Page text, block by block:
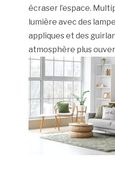
écraser l’espace.
lumière avec des
appliques et des
atmosphère plus